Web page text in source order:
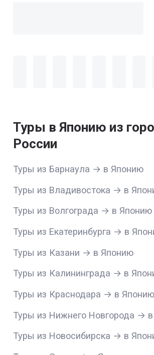
Туры в Японию из
России
Туры из Барнаула → в Японию
Туры из Владивостока → в
Туры из Волгограда → в Японию
Туры из Екатеринбурга → в
Туры из Казани → в Японию
Туры из Калининграда → в
Туры из Краснодара → в Японию
Туры из Нижнего Новгорода →
Туры из Новосибирска → в